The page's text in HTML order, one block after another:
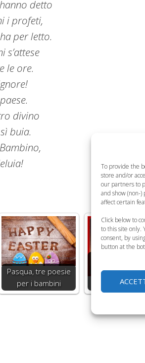
To provide the
store and/or
our partners to
and show (non-
affect certain
Click below to
to this site only.
consent, by
button at the
detto
i profeti,
per letto.
s’attese
le ore.
divino
buia.
Pasqua, tre poesie
per i bambini
mangiatoia di
Quing